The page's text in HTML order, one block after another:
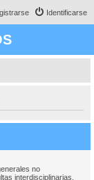
Identificarse
no
interdisciplinarias,